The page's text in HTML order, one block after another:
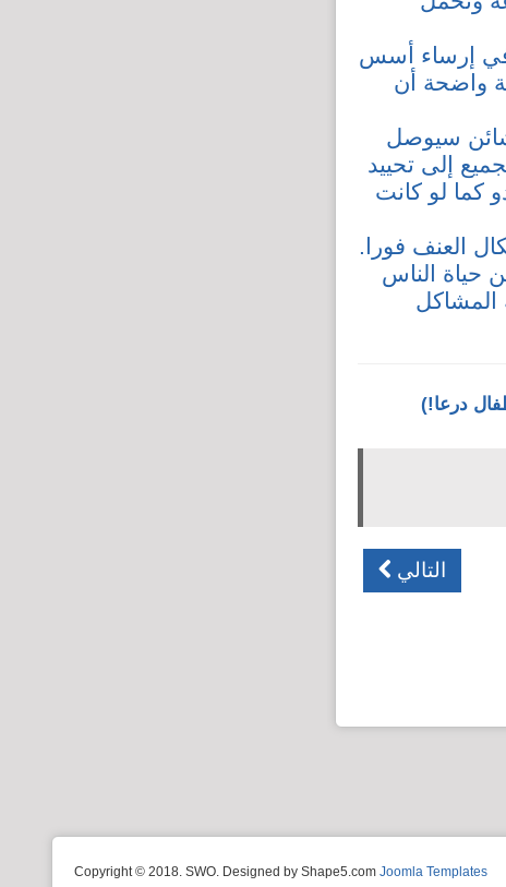
إرساء أسس
واضحة أن
سيوصل
إلى تحييد
كما لو كانت
العنف فورا.
حياة الناس
المشاكل
درعا!)
التالي
Copyright © 2018. SWO. Designed by Shape5.comJoomla Templates